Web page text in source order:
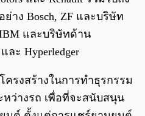
าง Bosch, ZF และบริษัท
และบริษัทด้าน
ละ Hyperledger
รงสร้างในการทำธุรกรรม
ว่างรถ เพื่อที่จะสนับสนุน